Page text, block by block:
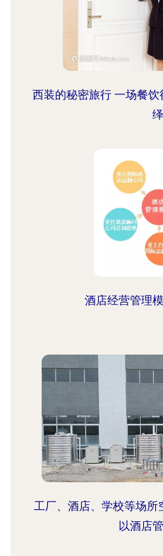
西装的秘密旅行 一场餐
绎
酒店经营管理
工厂、酒店、学校等场
以酒店